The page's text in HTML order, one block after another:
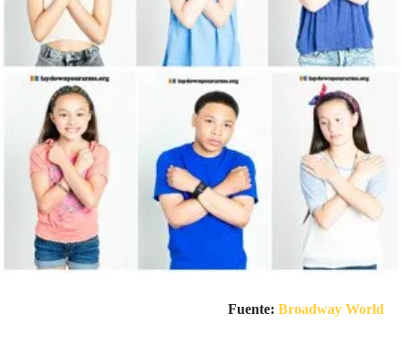
Fuente: Broadway World